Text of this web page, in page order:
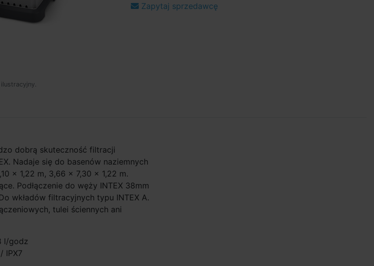
Zapytaj sprzedawcę
dobrą skuteczność filtracji
Nadaje się do basenów naziemnych
× 1­,22 m, 3,66 × 7,30 × 1­,22 m.
Podłączenie do węży INTEX 38mm
wkładów filtracyjnych typu INTEX A.
tulei ściennych ani
l/godz
IPX7